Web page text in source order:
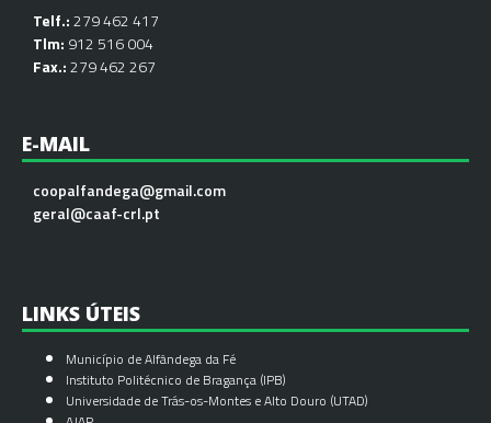
Telf.:279 462 417
Tlm: 912 516 004
Fax.:279 462 267
E-MAIL
coopalfandega@gmail.com
geral@caaf-crl.pt
LINKS ÚTEIS
Município de Alfândega da Fé
Instituto Politécnico de Bragança (IPB)
Universidade de Trás-os-Montes e Alto Douro (UTAD)